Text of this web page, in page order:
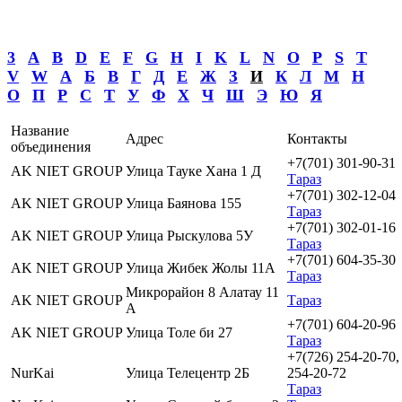
3 A B D E F G H I K L N O P S
T
V
W А Б В Г Д Е Ж З И К Л М
Н
О
П Р С Т У Ф Х Ч Ш Э Ю Я
Название
объединения
Адрес Контакты
AK NIET GROUPУлица Тауке Хана 1 Д
+7(701) 301-90-31
Тараз
AK NIET GROUPУлица Баянова 155
+7(701) 302-12-04
Тараз
AK NIET GROUPУлица Рыскулова 5У
+7(701) 302-01-16
Тараз
AK NIET GROUPУлица Жибек Жолы 11А
+7(701) 604-35-30
Тараз
AK NIET GROUP
Микрорайон 8 Алатау 11
А
Тараз
AK NIET GROUPУлица Толе би 27
+7(701) 604-20-96
Тараз
NurKai Улица Телецентр 2Б
+7(726) 254-20-
254-20-72
Тараз